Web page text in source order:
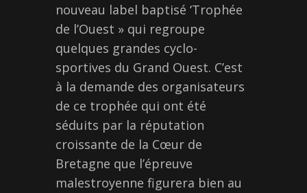
nouveau label baptisé ‘Trophée
de l’Ouest » qui regroupe
quelques grandes cyclo-
sportives du Grand Ouest. C’est
à la demande des organisateurs
de ce trophée qui ont été
séduits par la réputation
croissante de la Cœur de
Bretagne que l’épreuve
malestroyenne figurera bien au